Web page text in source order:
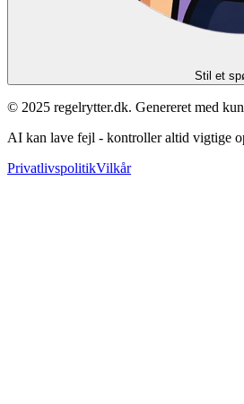
Stil et
© 2025 regelrytter.dk. Genereret med
AI kan lave fejl - kontroller altid vigtige
PrivatlivspolitikVilkår